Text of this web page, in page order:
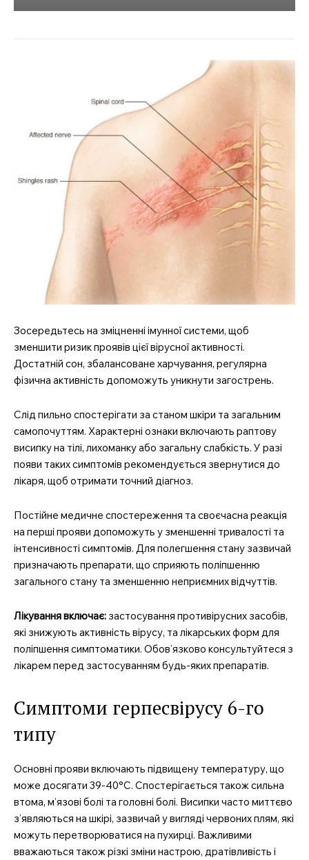
Зосередьтесь на зміцненні імунної системи, щоб
зменшити ризик проявів цієї вірусної активності.
Достатній сон, збалансоване харчування, регулярна
фізична активність допоможуть уникнути загострень.
Слід пильно спостерігати за станом шкіри та загальним
самопочуттям. Характерні ознаки включають раптову
висипку на тілі, лихоманку або загальну слабкість. У разі
появи таких симптомів рекомендується звернутися до
лікаря, щоб отримати точний діагноз.
Постійне медичне спостереження та своєчасна реакція
на перші прояви допоможуть у зменшенні тривалості та
інтенсивності симптомів. Для полегшення стану зазвичай
призначають препарати, що сприяють поліпшенню
загального стану та зменшенню неприємних відчуттів.
Лікування включає: застосування противірусних засобів,
які знижують активність вірусу, та лікарських форм для
поліпшення симптоматики. Обов’язково консультуйтеся з
лікарем перед застосуванням будь-яких препаратів.
Симптоми герпесвірусу 6-го
типу
Основні прояви включають підвищену температуру, що
може досягати 39-40°C. Спостерігається також сильна
втома, м’язові болі та головні болі. Висипки часто миттєво
з’являються на шкірі, зазвичай у вигляді червоних плям, які
можуть перетворюватися на пухирці. Важливими
вважаються також різкі зміни настрою, дратівливість і